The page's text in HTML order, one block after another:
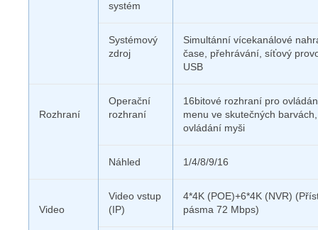
systém
Systémový
zdroj
Simultánní vícekanálové
čase, přehrávání, síťový
USB
Rozhraní
Operační
rozhraní
16bitové rozhraní pro
menu ve skutečných
ovládání myši
Náhled 1/4/8/9/16
Video
Video vstup
(IP)
4*4K (POE)+6*4K (NVR)
pásma 72 Mbps)